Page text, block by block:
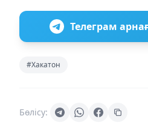
Телеграм
#Хакатон
Бөлісу: